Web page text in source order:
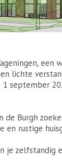
een
lichte
september
de Burgh
en rustige
je zelfstandig